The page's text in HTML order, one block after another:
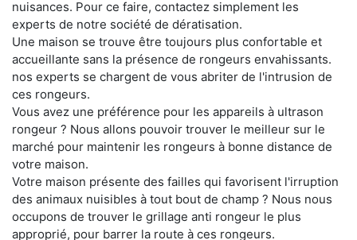
nuisances. Pour ce faire, contactez simplement les
experts de notre société de dératisation.
Une maison se trouve être toujours plus confortable et
accueillante sans la présence de rongeurs envahissants.
nos experts se chargent de vous abriter de l'intrusion de
ces rongeurs.
Vous avez une préférence pour les appareils à ultrason
rongeur ? Nous allons pouvoir trouver le meilleur sur le
marché pour maintenir les rongeurs à bonne distance de
votre maison.
Votre maison présente des failles qui favorisent l'irruption
des animaux nuisibles à tout bout de champ ? Nous nous
occupons de trouver le grillage anti rongeur le plus
approprié, pour barrer la route à ces rongeurs.